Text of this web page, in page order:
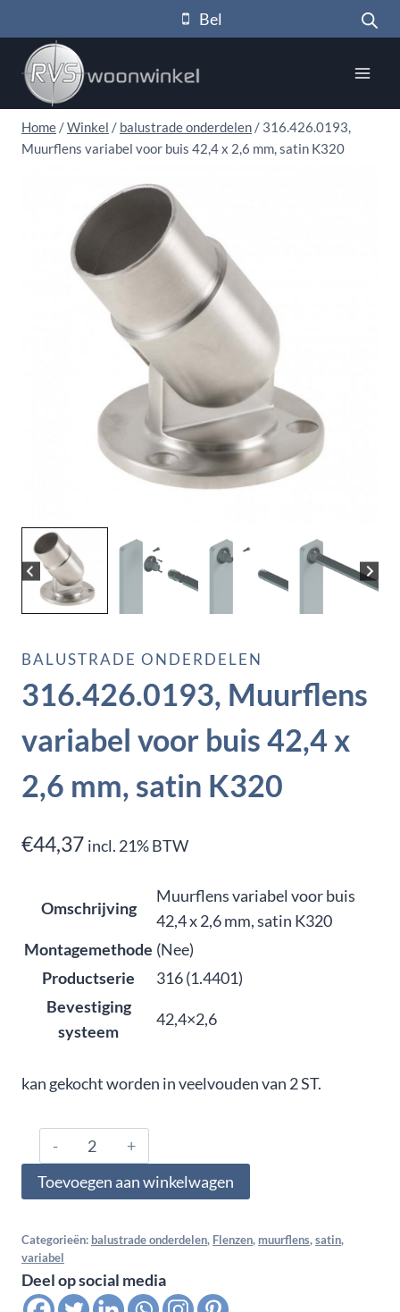
naar
inhoud
Bel
Home /Winkel / balustrade onderdelen / 316.426.0193,
Muurflens variabel voor buis 42,4 x 2,6 mm, satin K320
BALUSTRADE ONDERDELEN
316.426.0193, Muurflens
variabel voor buis 42,4 x
2,6 mm, satin K320
€44,37 incl. 21% BTW
Omschrijving
Muurflens variabel voor buis
42,4 x 2,6 mm, satin K320
Montagemethode (Nee)
Productserie
316 (1.4401)
Bevestiging
systeem
42,4×2,6
kan gekocht worden in veelvouden van 2 ST.
316.426.0193,
Muurflens
variabel
buis
x
Toevoegen aan winkelwagen
Categorieën: balustrade onderdelen, Flenzen, muurflens, satin,
variabel
Deel op social media